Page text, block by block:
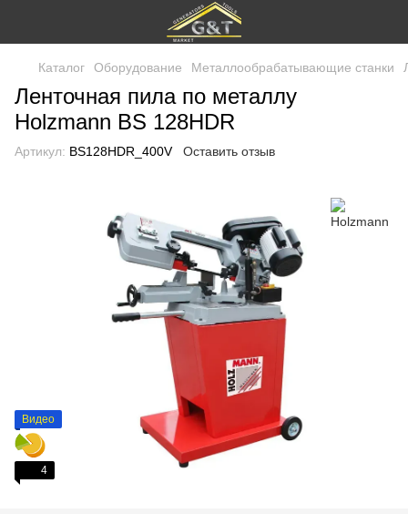
Каталог Оборудование Металлообрабатывающие станки
Ленточная пила по металлу
Holzmann BS 128HDR
Артикул: BS128HDR_400V Оставить отзыв
Видео
4